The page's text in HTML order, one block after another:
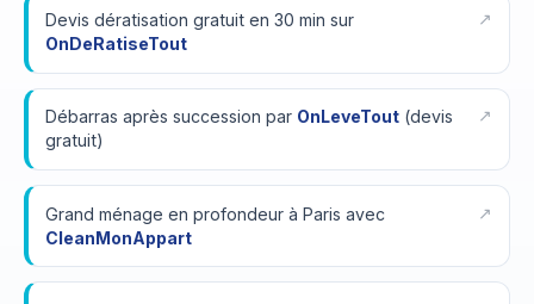
Devis dératisation gratuit en 30 min sur
OnDeRatiseTout
Débarras après succession par OnLeveTout(devis
gratuit)
Grand ménage en profondeur à Paris avec
CleanMonAppart